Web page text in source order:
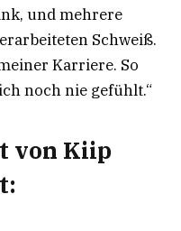
und mehrere
Schweiß.
Karriere. So
noch nie gefühlt.“
von Kiip